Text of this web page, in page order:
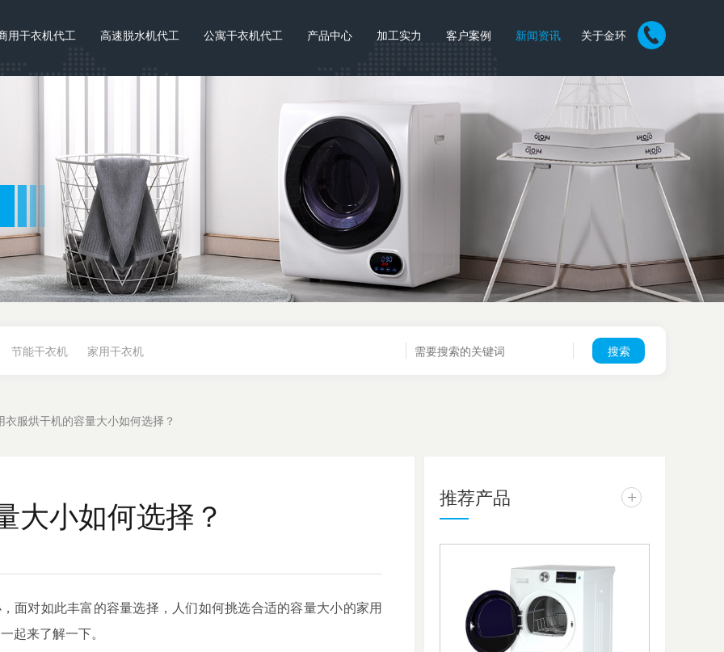
用干衣机代工 高速脱水机代工 公寓干衣机代工 产品中心 加工实力 客户案例 新闻资讯 关于金环
节能干衣机 家用干衣机
衣服烘干机的容量大小如何选择？
大小如何选择？
面对如此丰富的容量选择，人们如何挑选合适的容量大小的家用
起来了解一下。
推荐产品 +